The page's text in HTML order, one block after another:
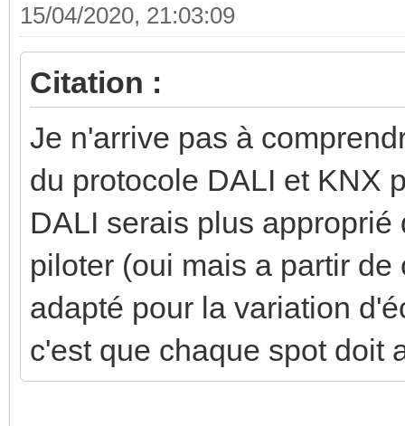
15/04/2020, 21:03:09
Citation :
Je n'arrive pas à
du protocole DALI et KNX
DALI serais plus
piloter (oui mais a partir
adapté pour la variation
c'est que chaque spot doit